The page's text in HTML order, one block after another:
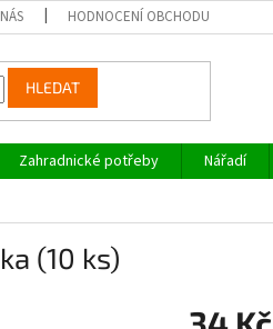
HODNOCENÍ OBCHODU
HLEDAT
Zahradnické potřeby Nářadí
(10 ks)